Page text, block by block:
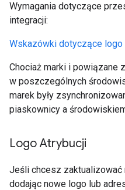
Wymagania dotyczące
integracji:
Wskazówki dotyczące logo
Chociaż marki i powiązane
w poszczególnych
marek były
piaskownicy a
Logo Atrybucji
Jeśli chcesz zaktualizować
dodając nowe logo lub